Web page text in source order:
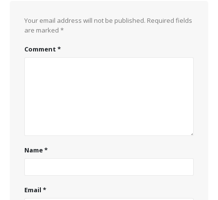
Your email address will not be published. Required fields
are marked *
Comment *
Name*
Email *